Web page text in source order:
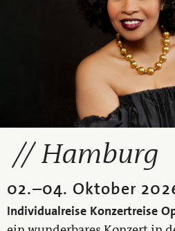
Hamburg
02.–04. Oktober
Individualreise Konzertreise